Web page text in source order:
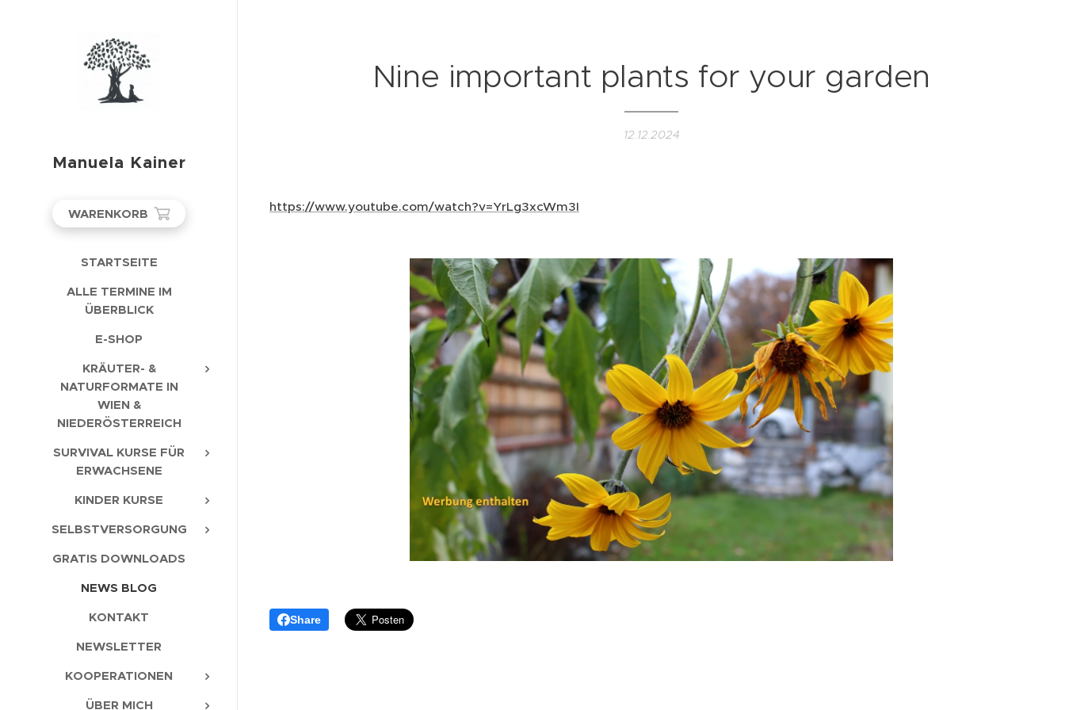
Manuela Kainer
WARENKORB
STARTSEITE
ALLE TERMINE IM
ÜBERBLICK
E-SHOP
KRÄUTER- &
NATURFORMATE IN
WIEN &
NIEDERÖSTERREICH
SURVIVAL KURSE FÜR
ERWACHSENE
KINDER KURSE
SELBSTVERSORGUNG
GRATIS DOWNLOADS
NEWS BLOG
KONTAKT
NEWSLETTER
KOOPERATIONEN
ÜBER MICH
Nine important plants for your garden
12.12.2024
https://www.youtube.com/watch?v=YrLg3xcWm3I
Share